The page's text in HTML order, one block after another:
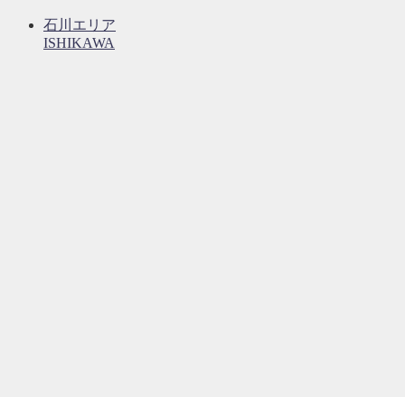
石川エリア
ISHIKAWA